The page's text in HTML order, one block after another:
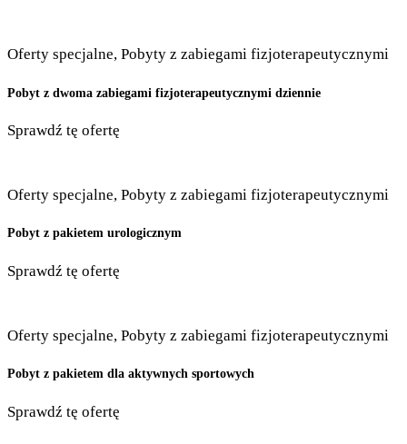
Oferty specjalne, Pobyty z zabiegami fizjoterapeutycznymi
Pobyt z dwoma zabiegami fizjoterapeutycznymi dziennie
Sprawdź tę ofertę
Oferty specjalne, Pobyty z zabiegami fizjoterapeutycznymi
Pobyt z pakietem urologicznym
Sprawdź tę ofertę
Oferty specjalne, Pobyty z zabiegami fizjoterapeutycznymi
Pobyt z pakietem dla aktywnych sportowych
Sprawdź tę ofertę